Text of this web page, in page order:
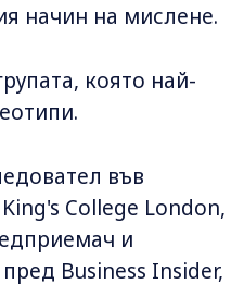
начин на мислене.
която най-
във
College London,
и
Business Insider,